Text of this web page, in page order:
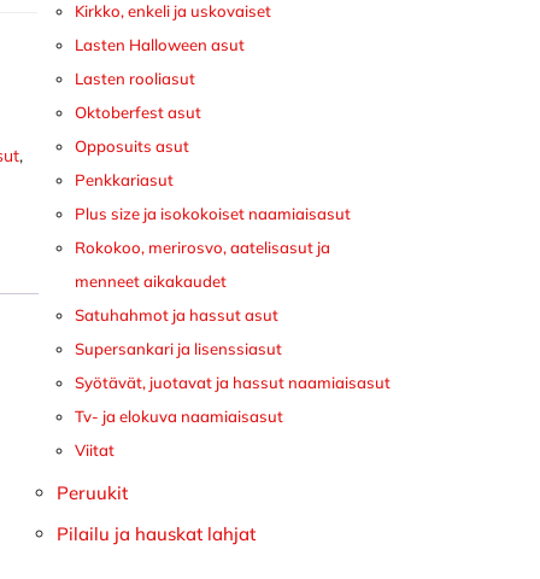
,
Kirkko, enkeli ja uskovaiset
Lasten Halloween asut
Lasten rooliasut
Oktoberfest asut
Opposuits asut
Penkkariasut
Plus size ja isokokoiset naamiaisasut
Rokokoo, merirosvo, aatelisasut ja
menneet aikakaudet
Satuhahmot ja hassut asut
Supersankari ja lisenssiasut
Syötävät, juotavat ja hassut naamiaisasut
Tv- ja elokuva naamiaisasut
Viitat
Peruukit
Pilailu ja hauskat lahjat